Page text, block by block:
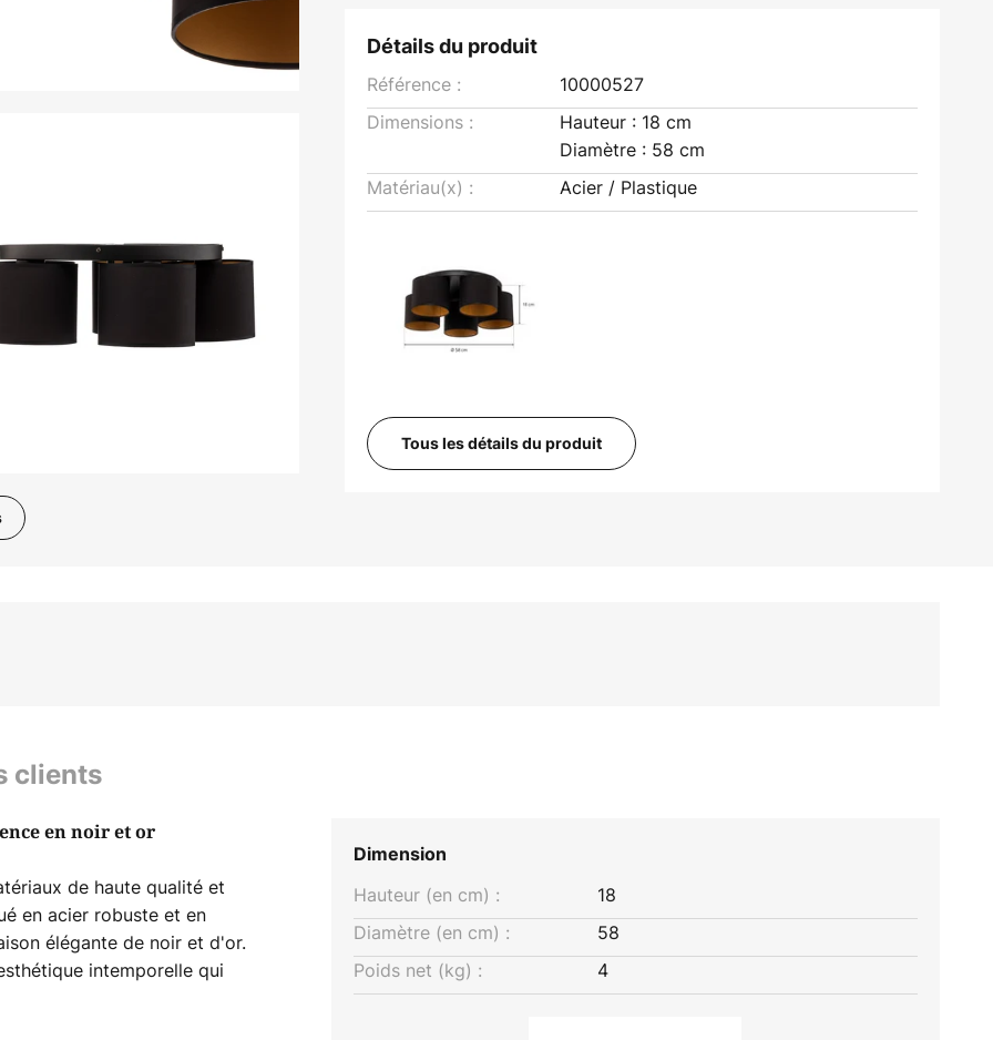
Détails du produit
Référence :
10000527
Dimensions :
Hauteur : 18 cm
Diamètre : 58 cm
Matériau(x) :
Acier / Plastique
Tous les détails du produit
clients
en noir et or
de haute qualité et
en acier robuste et en
élégante de noir et d'or.
intemporelle qui
fabrication européenne,
Dimension
Hauteur (en cm) :
18
Diamètre (en cm) :
58
Poids net (kg) :
4